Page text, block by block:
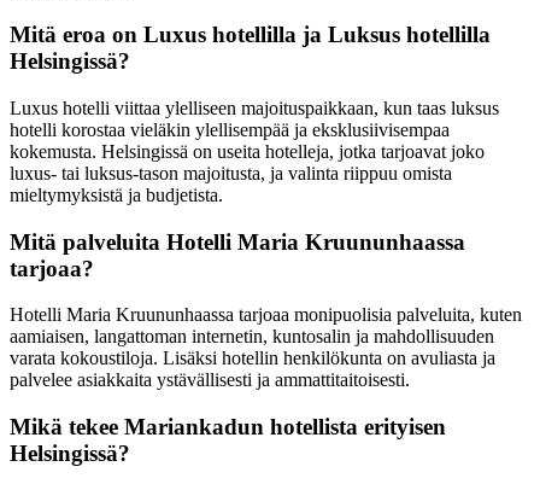
Mitä eroa on Luxus hotellilla ja Luksus hotellilla
Helsingissä?
Luxus hotelli viittaa ylelliseen majoituspaikkaan, kun taas luksus
hotelli korostaa vieläkin ylellisempää ja eksklusiivisempaa
kokemusta. Helsingissä on useita hotelleja, jotka tarjoavat joko
luxus- tai luksus-tason majoitusta, ja valinta riippuu omista
mieltymyksistä ja budjetista.
Mitä palveluita Hotelli Maria Kruununhaassa
tarjoaa?
Hotelli Maria Kruununhaassa tarjoaa monipuolisia palveluita, kuten
aamiaisen, langattoman internetin, kuntosalin ja mahdollisuuden
varata kokoustiloja. Lisäksi hotellin henkilökunta on avuliasta ja
palvelee asiakkaita ystävällisesti ja ammattitaitoisesti.
Mikä tekee Mariankadun hotellista erityisen
Helsingissä?